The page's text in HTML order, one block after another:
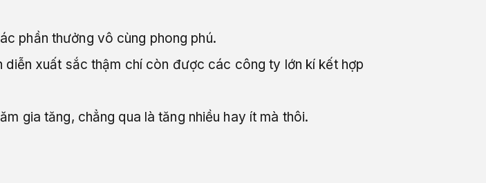
phần thưởng vô cùng phong phú.
xuất sắc thậm chí còn được các công ty lớn kí kết hợp
gia tăng, chẳng qua là tăng nhiều hay ít mà thôi.